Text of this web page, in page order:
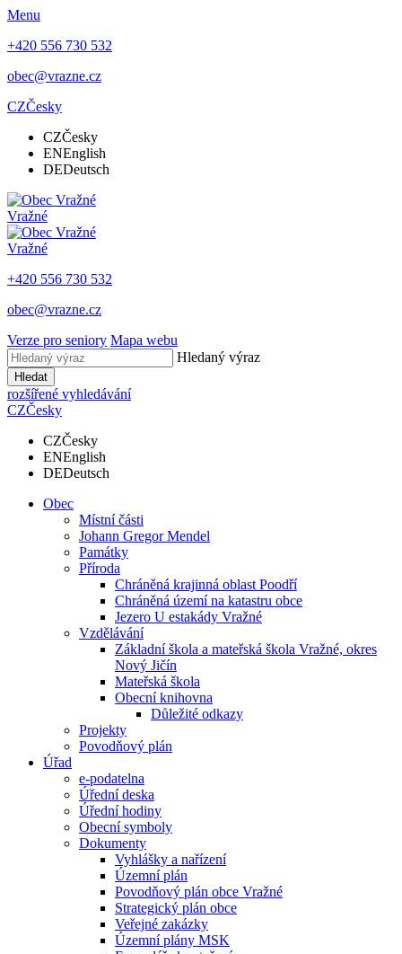
Menu
+420 556 730 532
obec@vrazne.cz
CZČesky
CZČesky
ENEnglish
DEDeutsch
Vražné
Vražné
+420 556 730 532
obec@vrazne.cz
Verze pro seniory Mapa webu
Hledaný výraz
Hledat
rozšířené vyhledávání
CZČesky
CZČesky
ENEnglish
DEDeutsch
Obec
Místní části
Johann Gregor Mendel
Památky
Příroda
Chráněná krajinná oblast Poodří
Chráněná území na katastru obce
Jezero U estakády Vražné
Vzdělávání
Základní škola a mateřská škola Vražné, okres
Nový Jičín
Mateřská škola
Obecní knihovna
Důležité odkazy
Projekty
Povodňový plán
Úřad
e-podatelna
Úřední deska
Úřední hodiny
Obecní symboly
Dokumenty
Vyhlášky a nařízení
Územní plán
Povodňový plán obce Vražné
Strategický plán obce
Veřejné zakázky
Územní plány MSK